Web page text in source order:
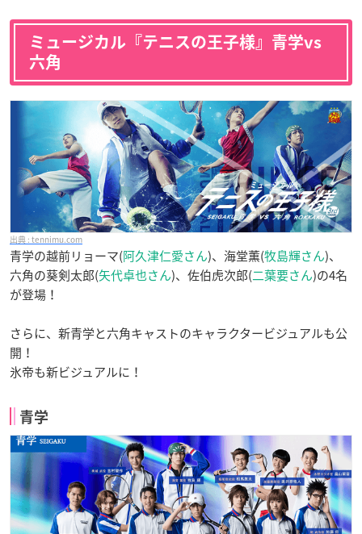
ミュージカル『テニスの王子様』青学vs
六角
tennimu.com
青学の越前リョーマ(阿久津仁愛さん)、海堂薫(牧島輝さん)、
六角の葵剣太郎(矢代卓也さん)、佐伯虎次郎(二葉要さん)の4名
が登場！
さらに、新青学と六角キャストのキャラクタービジュアルも公
開！
氷帝も新ビジュアルに！
青学